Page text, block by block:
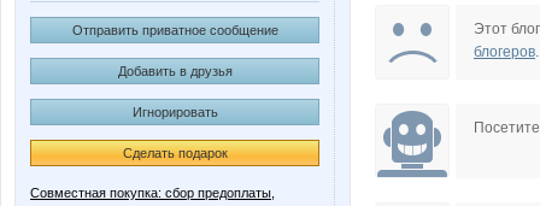
Отправить приватное сообщение
Добавить в друзья
Игнорировать
Сделать подарок
Совместная покупка: сбор предоплаты,
Beliya
Этот
блогеров.